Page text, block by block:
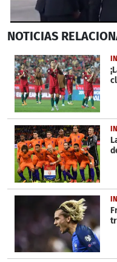
seconds
15
seconds
NOTICIAS